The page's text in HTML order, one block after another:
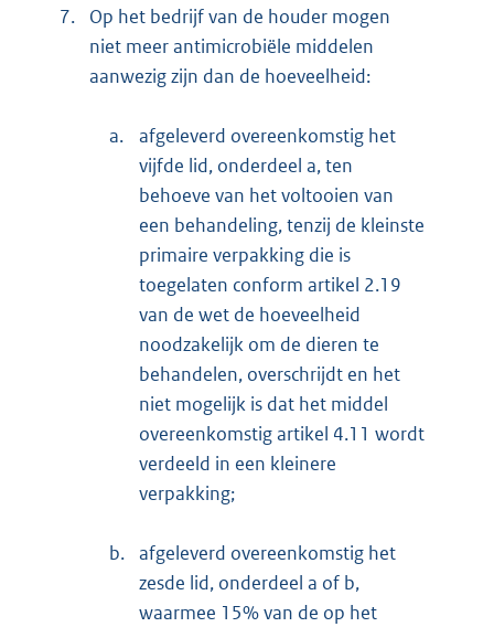
7.
Op het bedrijf van de houder mogen
niet meer antimicrobiële middelen
aanwezig zijn dan de hoeveelheid:
a.
afgeleverd overeenkomstig het
vijfde lid, onderdeel a, ten
behoeve van het voltooien van
een behandeling, tenzij de kleinste
primaire verpakking die is
toegelaten conform artikel 2.19
van de wet de hoeveelheid
noodzakelijk om de dieren te
behandelen, overschrijdt en het
niet mogelijk is dat het middel
overeenkomstig artikel 4.11 wordt
verdeeld in een kleinere
verpakking;
b. afgeleverd overeenkomstig het
zesde lid, onderdeel a of b,
waarmee 15% van de op het